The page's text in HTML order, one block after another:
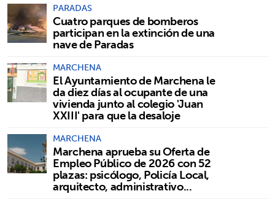
PARADAS
Cuatro parques de bomberos
participan en la extinción de una
nave de Paradas
MARCHENA
El Ayuntamiento de Marchena le
da diez días al ocupante de una
vivienda junto al colegio 'Juan
XXIII' para que la desaloje
MARCHENA
Marchena aprueba su Oferta de
Empleo Público de 2026 con 52
plazas: psicólogo, Policía Local,
arquitecto, administrativo...